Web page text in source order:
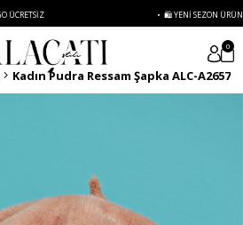
• 🛍️ YENI SEZON ÜRÜNLERINDE 2
0
Kadın Pudra Ressam Şapka ALC-A2657